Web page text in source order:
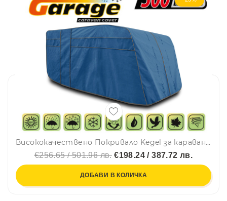
Висококачествено Покривало Kegel за каравана син цвят Серия Mobile 500ER
€256.65 / 501.96 лв.€198.24 / 387.72 лв.
ДОБАВИ В КОЛИЧКА